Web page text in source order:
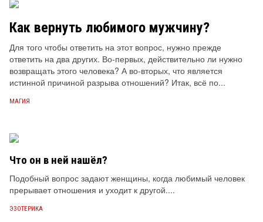
Как вернуть любимого мужчину?
Для того чтобы ответить на этот вопрос, нужно прежде
ответить на два других. Во-первых, действительно ли нужно
возвращать этого человека? А во-вторых, что является
истинной причиной разрыва отношений? Итак, всё по...
МАГИЯ
Что он в ней нашёл?
Подобный вопрос задают женщины, когда любимый человек
прерывает отношения и уходит к другой....
ЭЗОТЕРИКА